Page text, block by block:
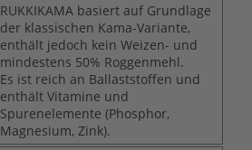
RUKKIKAMA basiert auf Grundlage
der klassischen Kama-Variante,
enthält jedoch kein Weizen- und
mindestens 50% Roggenmehl.
Es ist reich an Ballaststoffen und
enthält Vitamine und
Spurenelemente (Phosphor,
Magnesium, Zink).